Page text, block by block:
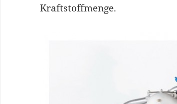
Kraftstoffmenge.